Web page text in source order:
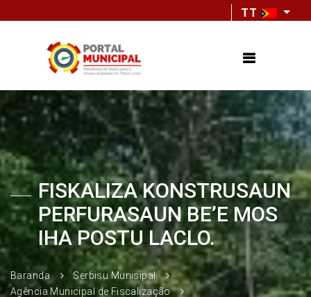
TT
FISKALIZA KONSTRUSAUN
PERFURASAUN BE’E MOS
IHA POSTU LACLO.
Baranda
Serbisu Munisipal
Agência Municipal de Fiscalização